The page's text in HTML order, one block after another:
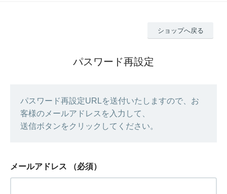
ショップへ戻る
パスワード再設定
パスワード再設定URLを送付いたしますので、お
客様のメールアドレスを入力して、
送信ボタンをクリックしてください。
メールアドレス （必須）